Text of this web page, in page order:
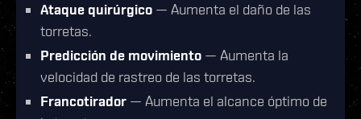
Ataque quirúrgico — Aumenta el daño de las
torretas.
Predicción de movimiento — Aumenta la
velocidad de rastreo de las torretas.
Francotirador — Aumenta el alcance óptimo de